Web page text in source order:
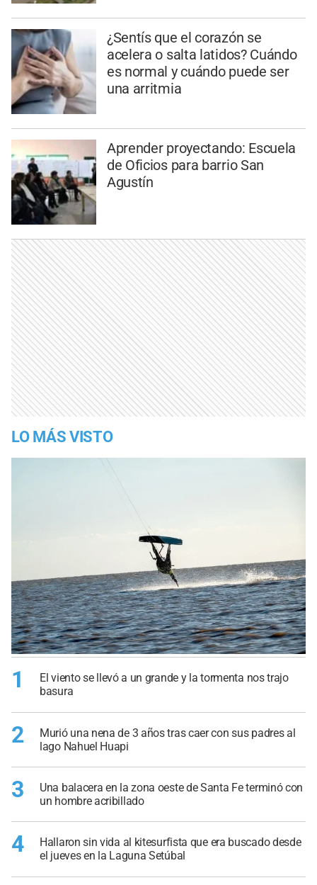
¿Sentís que el corazón se
acelera o salta latidos? Cuándo
es normal y cuándo puede ser
una arritmia
Aprender proyectando: Escuela
de Oficios para barrio San
Agustín
LO MÁS VISTO
1
El viento se llevó a un grande y la tormenta nos trajo
basura
2
Murió una nena de 3 años tras caer con sus padres al
lago Nahuel Huapi
3
Una balacera en la zona oeste de Santa Fe terminó con
un hombre acribillado
4
Hallaron sin vida al kitesurfista que era buscado desde
el jueves en la Laguna Setúbal